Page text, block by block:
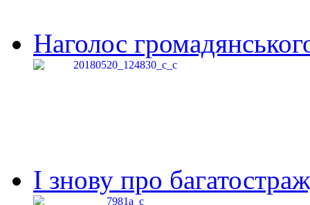
Наголос
І знову про